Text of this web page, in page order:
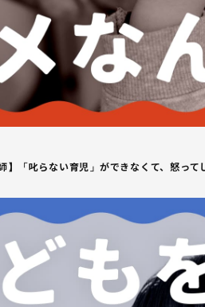
】「叱らない育児」ができなくて、怒っ